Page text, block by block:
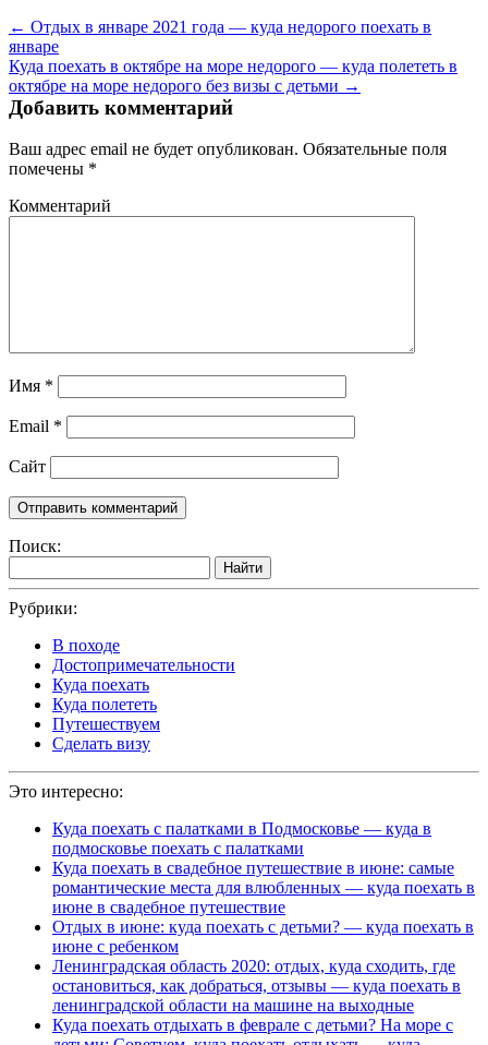
← Отдых в январе 2021 года — куда недорого поехать в
январе
Куда поехать в октябре на море недорого — куда полететь в
октябре на море недорого без визы с детьми →
Добавить комментарий
Ваш адрес email не будет опубликован. Обязательные поля
помечены *
Комментарий
Имя *
Email *
Сайт
Поиск:
Найти
Рубрики:
В походе
Достопримечательности
Куда поехать
Куда полететь
Путешествуем
Сделать визу
Это интересно:
Куда поехать с палатками в Подмосковье — куда в
подмосковье поехать с палатками
Куда поехать в свадебное путешествие в июне: самые
романтические места для влюбленных — куда поехать в
июне в свадебное путешествие
Отдых в июне: куда поехать с детьми? — куда поехать в
июне с ребенком
Ленинградская область 2020: отдых, куда сходить, где
остановиться, как добраться, отзывы — куда поехать в
ленинградской области на машине на выходные
Куда поехать отдыхать в феврале с детьми? На море с